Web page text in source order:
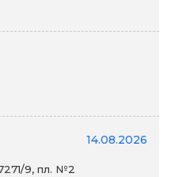
14.08.2026
9, пл. №2